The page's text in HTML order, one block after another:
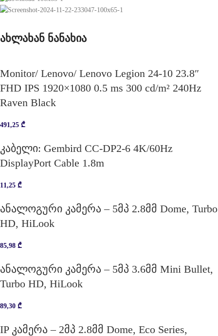
ახლახან ნანახია
Monitor/ Lenovo/ Lenovo Legion 24-10 23.8″
FHD IPS 1920×1080 0.5 ms 300 cd/m² 240Hz
Raven Black
491,25 ₾
კაბელი: Gembird CC-DP2-6 4K/60Hz
DisplayPort Cable 1.8m
11,25 ₾
ანალოგური კამერა – 5მპ 2.8მმ Dome, Turbo
HD, HiLook
85,98 ₾
ანალოგური კამერა – 5მპ 3.6მმ Mini Bullet,
Turbo HD, HiLook
89,30 ₾
IP კამერა – 2მპ 2.8მმ Dome, Eco Series,